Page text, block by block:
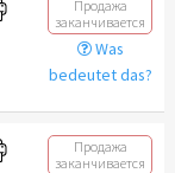
Продажа
заканчивается
Was
bedeutet das?
Продажа
заканчивается